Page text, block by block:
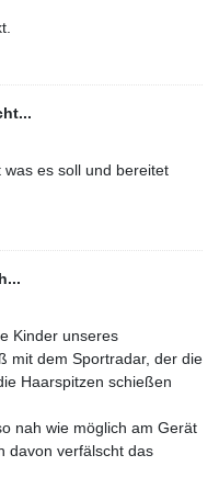
es soll und bereitet
Kinder unseres
mit dem Sportradar, der die
Haarspitzen schießen
nah wie möglich am Gerät
davon verfälscht das